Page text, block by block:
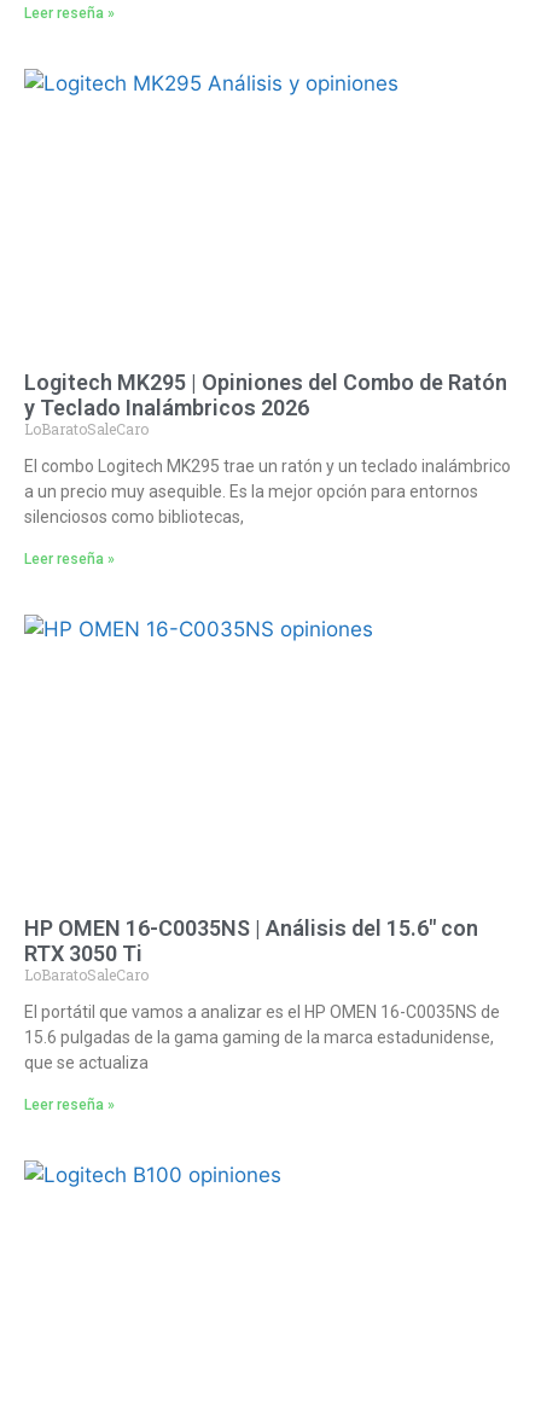
Leer reseña »
Logitech MK295 | Opiniones del Combo de Ratón
y Teclado Inalámbricos 2026
LoBaratoSaleCaro
El combo Logitech MK295 trae un ratón y un teclado inalámbrico
a un precio muy asequible. Es la mejor opción para entornos
silenciosos como bibliotecas,
Leer reseña »
HP OMEN 16-C0035NS | Análisis del 15.6″ con
RTX 3050 Ti
LoBaratoSaleCaro
El portátil que vamos a analizar es el HP OMEN 16-C0035NS de
15.6 pulgadas de la gama gaming de la marca estadunidense,
que se actualiza
Leer reseña »